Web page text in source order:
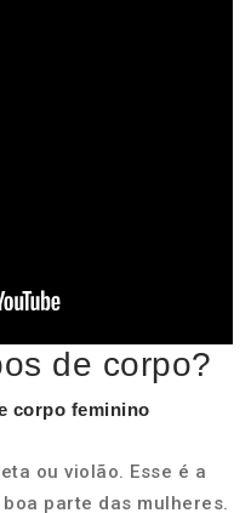
de corpo?
corpo feminino
ou violão. Esse é a
parte das mulheres.